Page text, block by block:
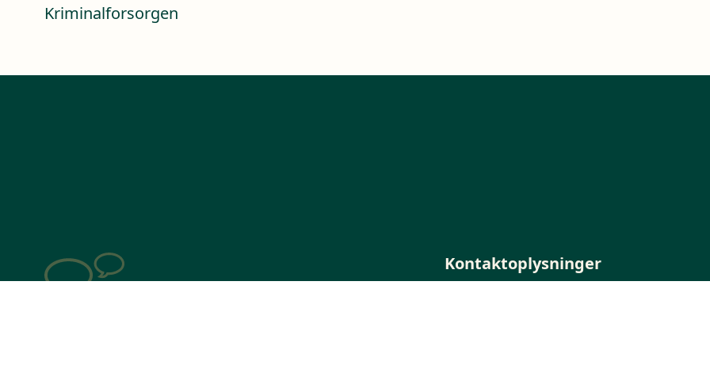
Kriminalforsorgen
Kontaktoplysninger